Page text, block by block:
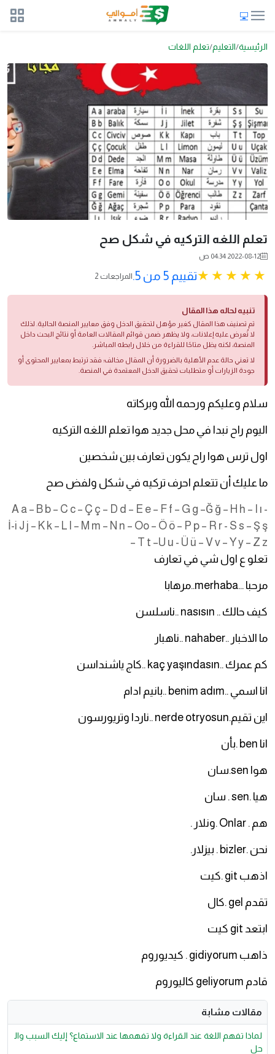
الرئيسية التعليم تعلم اللغات
تعلم اللغه التركيه في شكل صح
2022-08-12 04:34 ص
تقييم 5 من 5. 2 المراجعات
تنبيه لحاله هذا المقال
تم تصنيف هذا المقال كغير مؤهل لتحقيق الدخل وفق معايير المنصة الحالية. لذلك
لا تُعرض عليه إعلانات، ولا يظهر ضمن قوائم المقالات العامة أو نتائج البحث داخل
المنصة، لكنه يظل متاحًا للقراءة من خلال رابطه المباشر.
لا تعني حالة عدم الأهلية بالضرورة أن المقال مخالف؛ فقد ترتبط بمعايير المحتوى أو
جودة الزيارات أو متطلبات تحقيق الدخل المعتمدة في المنصة.
سلام وعليكم ورحمه الله وبركاته
اليوم راح نبدا في محل جديد هوا تعلم اللغه التركيه
اول ترس هوا راح يكون تعارف بين شخصين
ما عليك أن تتعلم احرف تركيه في شكل ولفض صح
A a – B b – C c – Ç ç – D d – E e – F f – G g –Ğ ğ – H h – I ı -
İ-i J j – K k – L l – M m – N n – Oo – Ö ö – P p – R r - S s – Ş ş
– T t –U u - Ü ü – V v – Y y – Z z
تعلو ع اول شي في تعارف
مرحبا …merhaba..مرهابا
كيف حالك .. nasısın ..ناسلسن
ما الاخبار ..nahaber ..ناهبار
كم عمرك ..kaç yaşındasın ..كاج ياشنداسن
انا اسمي ..benim adım ..بانيم ادام
اين تقيم.nerde otryosun ..ناردا وتريورسون
انا ben .بأن
هوا sen.سان
هيا .sen . سان
هم . Onlar .ونلار .
نحن .bizler . بيزلار.
اذهب git .كيت
تقدم gel .كال
ابتعد git كيت
ذاهب gidiyorum . كيديوروم
قادم geliyorum كاليوروم
مقالات مشابة
لماذا تفهم اللغة عند القراءة ولا تفهمها عند الاستماع؟ إليك السبب وال
حل